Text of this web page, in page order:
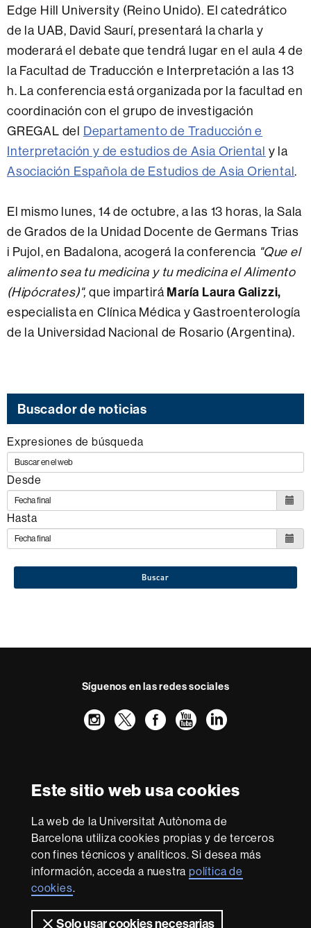
Este sitio web usa cookies
La web de la Universitat Autònoma de
Barcelona utiliza cookies propias y de terceros
con fines técnicos y analíticos. Si desea más
información, acceda a nuestrapolítica de
cookies.
Solo usar cookies necesarias
Edge Hill University (Reino Unido). El catedrático
de la UAB, David Saurí, presentará la charla y
moderará el debate que tendrá lugar en el aula 4 de
la Facultad de Traducción e Interpretación a las 13
h. La conferencia está organizada por la facultad en
coordinación con el grupo de investigación
GREGAL del Departamento de Traducción e
Interpretación y de estudios de Asia Oriental y la
Asociación Española de Estudios de Asia Oriental.
El mismo lunes, 14 de octubre, a las 13 horas, la Sala
de Grados de la Unidad Docente de Germans Trias
i Pujol, en Badalona, acogerá la conferencia "Que el
alimento sea tu medicina y tu medicina el Alimento
(Hipócrates)", que impartirá María Laura Galizzi,
especialista en Clínica Médica y Gastroenterología
de la Universidad Nacional de Rosario (Argentina).
Buscador de noticias
Expresiones de búsqueda
Desde
Hasta
Buscar
Síguenos en las redes sociales
Instagram
TwitterFacebook
Youtube
LinkedIn
Excellence
Research
-
Euraxess
Con la financiación de
Sobre
esta